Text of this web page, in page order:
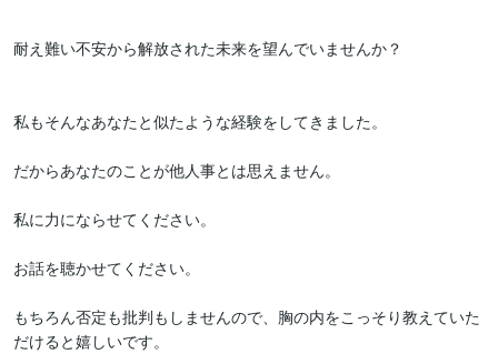
耐え難い不安から解放された未来を望んでいませんか？
私もそんなあなたと似たような経験をしてきました。
だからあなたのことが他人事とは思えません。
私に力にならせてください。
お話を聴かせてください。
もちろん否定も批判もしませんので、胸の内をこっそり教えていた
だけると嬉しいです。